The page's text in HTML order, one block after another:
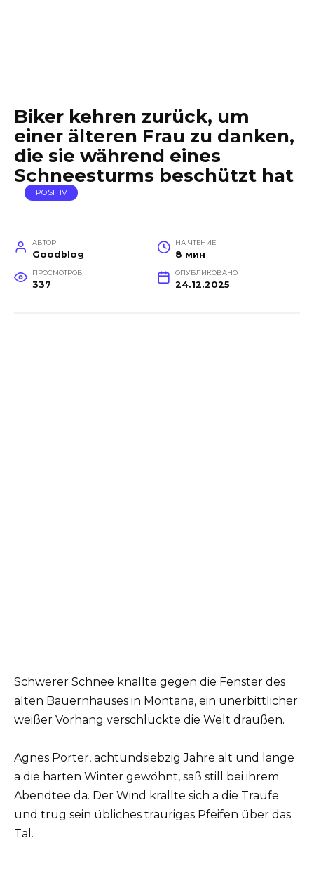
Biker kehren zurück, um
einer älteren Frau zu danken,
die sie während eines
Schneesturms beschützt hat
POSITIV
АВТОР
Goodblog
НА ЧТЕНИЕ
8 мин
ПРОСМОТРОВ
337
ОПУБЛИКОВАНО
24.12.2025
Schwerer Schnee knallte gegen die Fenster des
alten Bauernhauses in Montana, ein unerbittlicher
weißer Vorhang verschluckte die Welt draußen.
Agnes Porter, achtundsiebzig Jahre alt und lange
a die harten Winter gewöhnt, saß still bei ihrem
Abendtee da. Der Wind krallte sich a die Traufe
und trug sein übliches trauriges Pfeifen über das
Tal.